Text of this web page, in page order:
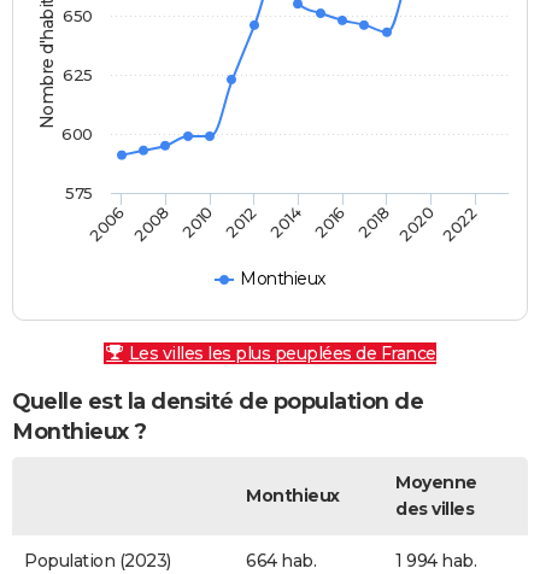
Nombre d'habitants
Monthieux
2006 2008 2010 2012 2014 2016 2018 2020 2022
575
600
625
650
Les villes les plus peuplées de France
Quelle est la densité de population de
Monthieux ?
Monthieux
Moyenne
des villes
Population (2023) 664 hab. 1 994 hab.